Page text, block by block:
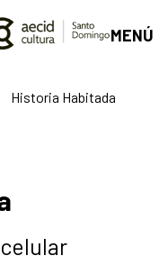
MENÚ
Historia Habitada